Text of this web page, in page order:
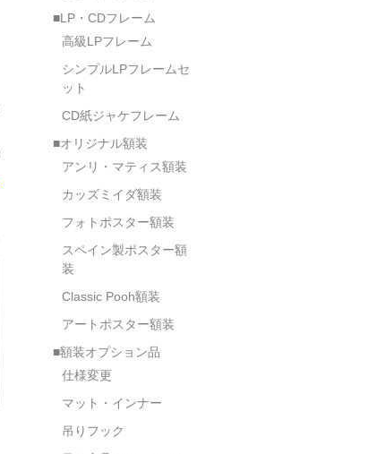
■LP・CDフレーム
高級LPフレーム
シンプルLPフレームセ
ット
CD紙ジャケフレーム
■オリジナル額装
アンリ・マティス額装
カッズミイダ額装
フォトポスター額装
スペイン製ポスター額
装
Classic Pooh額装
アートポスター額装
■額装オプション品
仕様変更
マット・インナー
吊りフック